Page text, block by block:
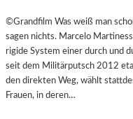
©Grandfilm Was weiß man
sagen nichts. Marcelo
rigide System einer durch und
seit dem Militärputsch 2012
den direkten Weg, wählt
Frauen, in deren…